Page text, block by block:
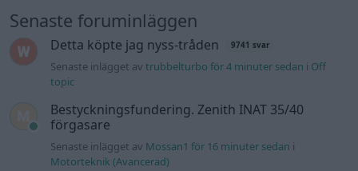
Senaste foruminläggen
Detta köpte jag nyss-tråden 9741 svar
Senaste inlägget avtrubbelturbo för 4 minuter sedan i Off
topic
Bestyckningsfundering. Zenith INAT 35/40
förgasare
Senaste inlägget av Mossan1 för 16 minuter sedan i
Motorteknik (Avancerad)